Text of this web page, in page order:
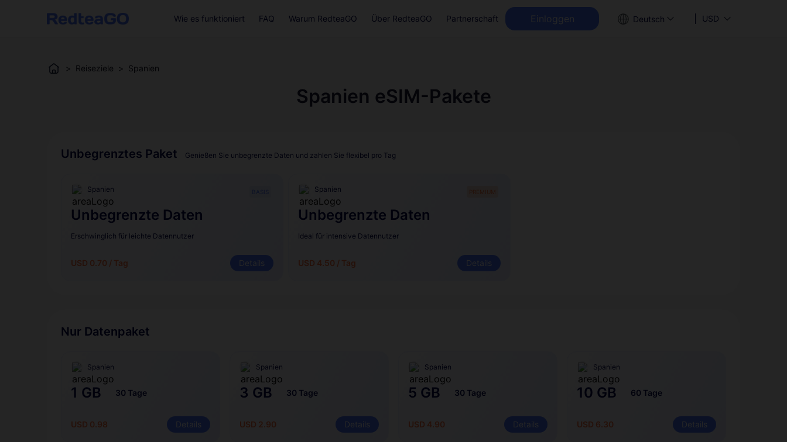
Wie es funktioniert FAQ Warum RedteaGO Über RedteaGO Partnerschaft Einloggen Deutsch USD
> Reiseziele > Spanien
Spanien eSIM-Pakete
Unbegrenztes Paket Genießen Sie unbegrenzte Daten und zahlen Sie flexibel pro Tag
Spanien
Unbegrenzte Daten
Erschwinglich für leichte Datennutzer
USD 0.70 / Tag Details
Spanien
Unbegrenzte Daten
Ideal für intensive Datennutzer
USD 4.50 / Tag Details
PREMIUM
Nur Datenpaket
Spanien
1 GB 30 Tage
USD 0.98 Details
Spanien
3 GB 30 Tage
USD 2.90 Details
Spanien
5 GB 30 Tage
USD 4.90 Details
Spanien
10 GB 60 Tage
USD 6.30 Details